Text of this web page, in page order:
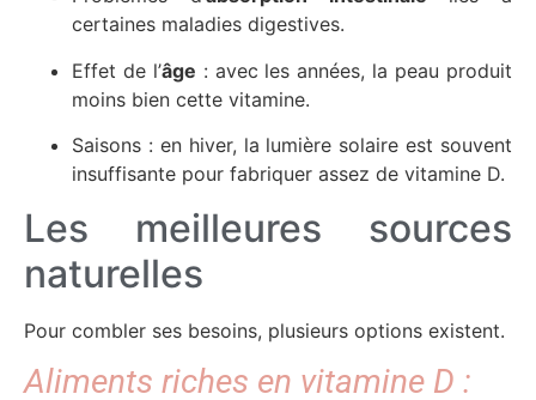
certaines maladies digestives.
Effet de l’âge : avec les années, la peau produit
moins bien cette vitamine.
Saisons : en hiver, la lumière solaire est souvent
insuffisante pour fabriquer assez de vitamine D.
Les meilleures sources
naturelles
Pour combler ses besoins, plusieurs options existent.
Aliments riches en vitamine D :